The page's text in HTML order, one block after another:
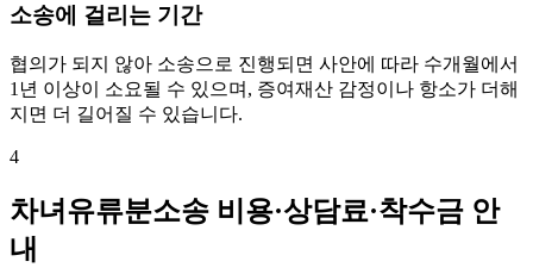
소송에 걸리는 기간
협의가 되지 않아 소송으로 진행되면 사안에 따라 수개월에서
1년 이상이 소요될 수 있으며, 증여재산 감정이나 항소가 더해
지면 더 길어질 수 있습니다.
4
차녀유류분소송 비용·상담료·착수금 안
내